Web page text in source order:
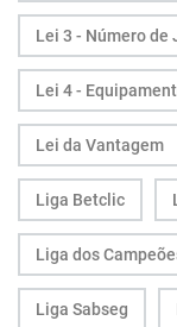
Lei 3 - Número de
Lei 4 -
Lei da Vantagem
Liga Betclic
Liga dos
Liga Sabseg